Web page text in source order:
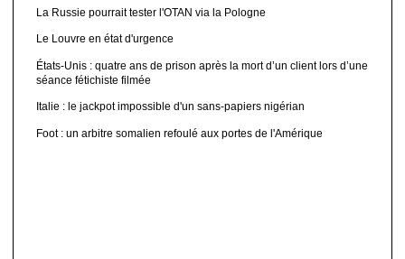
La Russie pourrait tester l'OTAN via la Pologne
Le Louvre en état d'urgence
États-Unis : quatre ans de prison après la mort d’un client lors d’une
séance fétichiste filmée
Italie : le jackpot impossible d'un sans-papiers nigérian
Foot : un arbitre somalien refoulé aux portes de l'Amérique